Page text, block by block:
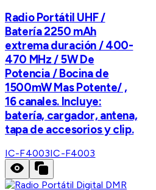
Radio Portátil UHF /
Batería 2250 mAh
extrema duración / 400-
470 MHz / 5W De
Potencia / Bocina de
1500mW Mas Potente/ ,
16 canales. Incluye:
batería, cargador, antena,
tapa de accesorios y clip.
IC-F4003IC-F4003